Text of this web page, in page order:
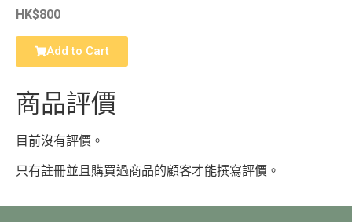
HK$800
Add to Cart
商品評價
目前沒有評價。
只有註冊並且購買過商品的顧客才能撰寫評價。